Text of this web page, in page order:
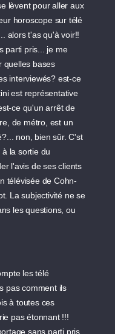
lèvent pour aller aux
horoscope sur télé
alors t'as qu'à voir!!
parti pris... je me
quelles bases
interviewés? est-ce
est représentative
ce qu'un arrêt de
de métro, est un
non, bien sûr. C'st
la sortie du
l'avis de ses clients
télévisée de Cohn-
La subjectivité ne se
les questions, ou
les télé
pas comment ils
à toutes ces
pas étonnant !!!
sans parti pris